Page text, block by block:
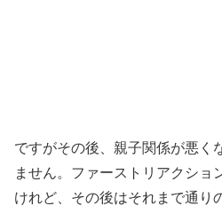
ですがその後、親子関係が悪く
ません。ファーストリアクショ
けれど、その後はそれまで通り